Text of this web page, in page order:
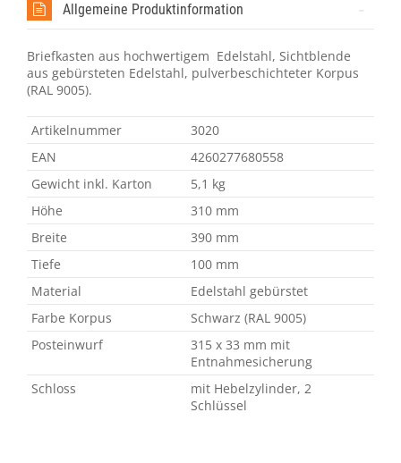
Allgemeine Produktinformation
Briefkasten aus hochwertigem Edelstahl, Sichtblende
aus gebürsteten Edelstahl, pulverbeschichteter Korpus
(RAL 9005).
Artikelnummer
3020
EAN
4260277680558
Gewicht inkl. Karton
5,1 kg
Höhe
310 mm
Breite
390 mm
Tiefe
100 mm
Material
Edelstahl gebürstet
Farbe Korpus
Schwarz (RAL 9005)
Posteinwurf
315 x 33 mm mit
Entnahmesicherung
Schloss
mit Hebelzylinder, 2
Schlüssel